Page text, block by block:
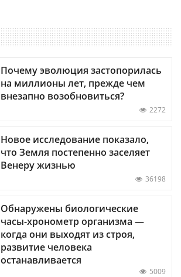
Почему эволюция застопорилась
на миллионы лет, прежде чем
внезапно возобновиться?
2272
Новое исследование показало,
что Земля постепенно заселяет
Венеру жизнью
36198
Обнаружены биологические
часы-хронометр организма —
когда они выходят из строя,
развитие человека
останавливается
5009